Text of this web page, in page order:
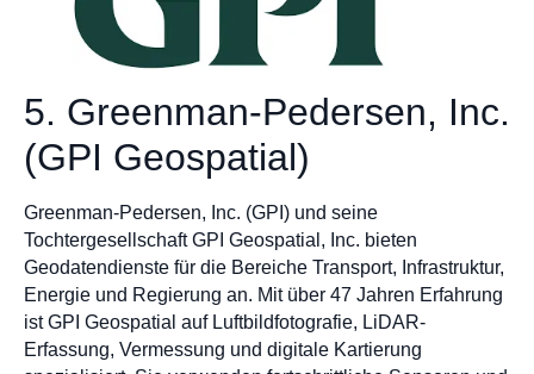
5. Greenman-Pedersen, Inc.
(GPI Geospatial)
Greenman-Pedersen, Inc. (GPI) und seine
Tochtergesellschaft GPI Geospatial, Inc. bieten
Geodatendienste für die Bereiche Transport, Infrastruktur,
Energie und Regierung an. Mit über 47 Jahren Erfahrung
ist GPI Geospatial auf Luftbildfotografie, LiDAR-
Erfassung, Vermessung und digitale Kartierung